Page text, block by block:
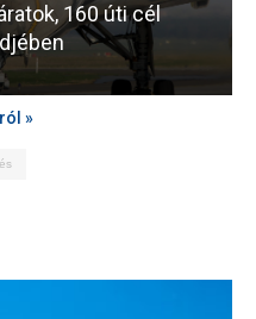
160 úti cél
»